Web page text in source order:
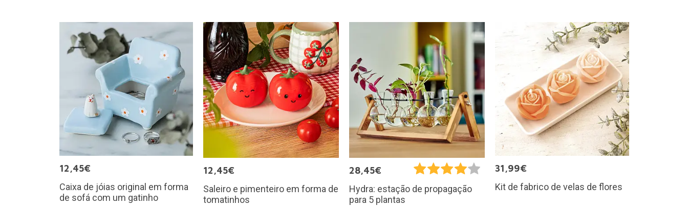
12,45€
Caixa de jóias original em forma
de sofá com um gatinho
12,45€
Saleiro e pimenteiro em forma de
tomatinhos
28,45€
Hydra: estação de propagação
para 5 plantas
31,99€
Kit de fabrico de velas de flores